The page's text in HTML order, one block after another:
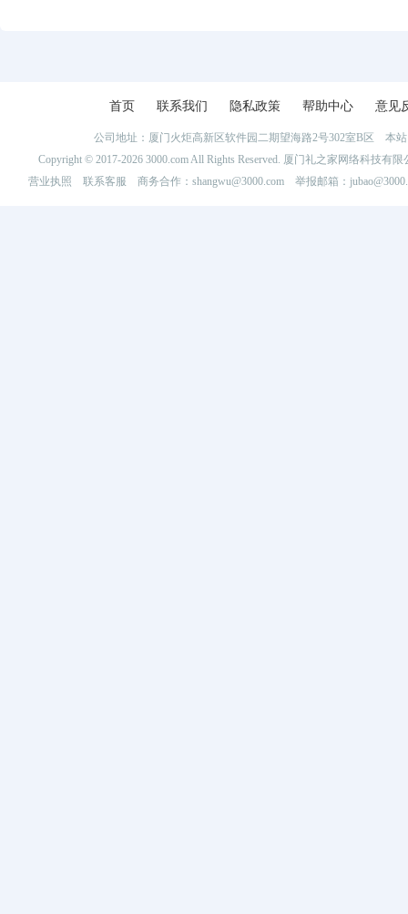
首页 联系我们 隐私政策 帮助中心 意见
公司地址：厦门火炬高新区软件园二期望海路2号302室B区 本
Copyright © 2017-2026 3000.com All Rights Reserved. 厦门礼之家网络科技
营业执照
联系客服 商务合作：shangwu@3000.com 举报邮箱：